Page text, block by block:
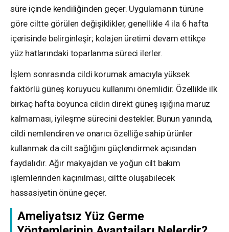
süre içinde kendiliğinden geçer. Uygulamanın türüne
göre ciltte görülen değişiklikler, genellikle 4 ila 6 hafta
içerisinde belirginleşir; kolajen üretimi devam ettikçe
yüz hatlarındaki toparlanma süreci ilerler.
İşlem sonrasında cildi korumak amacıyla yüksek
faktörlü güneş koruyucu kullanımı önemlidir. Özellikle ilk
birkaç hafta boyunca cildin direkt güneş ışığına maruz
kalmaması, iyileşme sürecini destekler. Bunun yanında,
cildi nemlendiren ve onarıcı özelliğe sahip ürünler
kullanmak da cilt sağlığını güçlendirmek açısından
faydalıdır. Ağır makyajdan ve yoğun cilt bakım
işlemlerinden kaçınılması, ciltte oluşabilecek
hassasiyetin önüne geçer.
Ameliyatsız Yüz Germe